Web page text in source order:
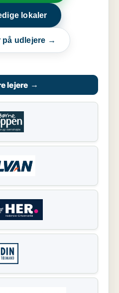
lokaler
på udlejere →
lejere →